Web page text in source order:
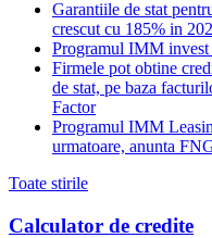
Garantiile de stat
crescut cu 185% in
Programul IMM invest
Firmele pot obtine
de stat, pe baza
Factor
Programul IMM
urmatoare, anunta
Toate stirile
Calculator de credite